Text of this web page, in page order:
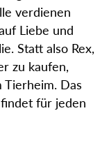
verdienen
Liebe und
Statt also Rex,
zu kaufen,
Das
für jeden